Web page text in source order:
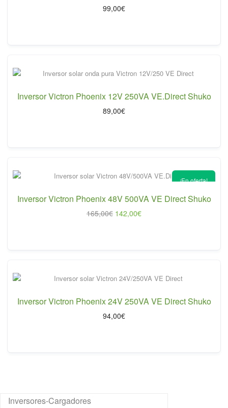
99,00€
Inversor Victron Phoenix 12V 250VA VE.Direct Shuko
89,00€
¡En oferta!
Inversor Victron Phoenix 48V 500VA VE Direct Shuko
165,00€ El
165,00€.
142,00€El
142,00€.
Inversor Victron Phoenix 24V 250VA VE Direct Shuko
94,00€
Inversores-Cargadores